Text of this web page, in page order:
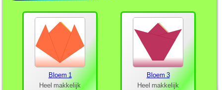
Bloem 1
Heel makkelijk
Bloem 3
Heel makkelijk